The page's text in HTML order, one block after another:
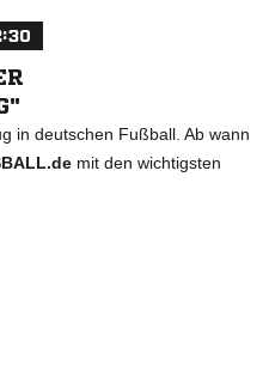
in deutschen Fußball. Ab wann
mit den wichtigsten